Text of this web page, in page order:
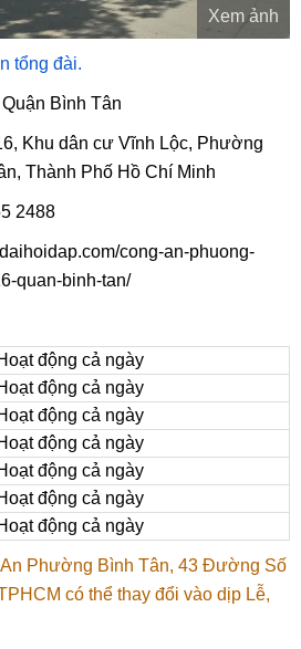
Xem ảnh
tổng đài.
Bình Tân
Khu dân cư Vĩnh Lộc, Phường
Thành Phố Hồ Chí Minh
2488
cong-an-phuong-
quan-binh-tan/
động cả ngày
động cả ngày
động cả ngày
động cả ngày
động cả ngày
động cả ngày
động cả ngày
Phường Bình Tân, 43 Đường Số
có thể thay đổi vào dịp Lễ,